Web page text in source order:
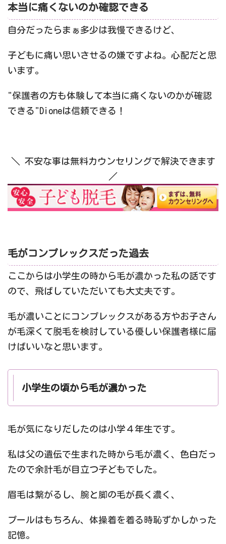
本当に痛くないのか確認できる
自分だったらまぁ多少は我慢できるけど、
子どもに痛い思いさせるの嫌ですよね。心配だと思
います。
"保護者の方も体験して本当に痛くないのかが確認
できる"Dioneは信頼できる！
＼ 不安な事は無料カウンセリングで解決できます
／
毛がコンプレックスだった過去
ここからは小学生の時から毛が濃かった私の話です
ので、飛ばしていただいても大丈夫です。
毛が濃いことにコンプレックスがある方やお子さん
が毛深くて脱毛を検討している優しい保護者様に届
けばいいなと思います。
小学生の頃から毛が濃かった
毛が気になりだしたのは小学４年生です。
私は父の遺伝で生まれた時から毛が濃く、色白だっ
たので余計毛が目立つ子どもでした。
眉毛は繋がるし、腕と脚の毛が長く濃く、
プールはもちろん、体操着を着る時恥ずかしかった
記憶。